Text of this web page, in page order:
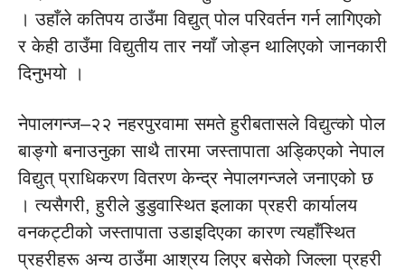
। उहाँले कतिपय ठाउँमा विद्युत् पोल परिवर्तन गर्न लागिएको
र केही ठाउँमा विद्युतीय तार नयाँ जोड्न थालिएको जानकारी
दिनुभयो ।
नेपालगन्ज–२२ नहरपुरवामा समते हुरीबतासले विद्युत्को पोल
बाङ्गो बनाउनुका साथै तारमा जस्तापाता अड्किएको नेपाल
विद्युत् प्राधिकरण वितरण केन्द्र नेपालगन्जले जनाएको छ
। त्यसैगरी, हुरीले डुडुवास्थित इलाका प्रहरी कार्यालय
वनकट्टीको जस्तापाता उडाइदिएका कारण त्यहाँस्थित
प्रहरीहरू अन्य ठाउँमा आश्रय लिएर बसेको जिल्ला प्रहरी